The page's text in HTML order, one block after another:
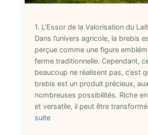
1. L’Essor de la Valorisation du
Dans l’univers agricole, la brebis
perçue comme une figure
ferme traditionnelle. Cependant,
beaucoup ne réalisent pas, c’est
brebis est un produit précieux, aux
nombreuses possibilités. Riche
et versatile, il peut être
suite